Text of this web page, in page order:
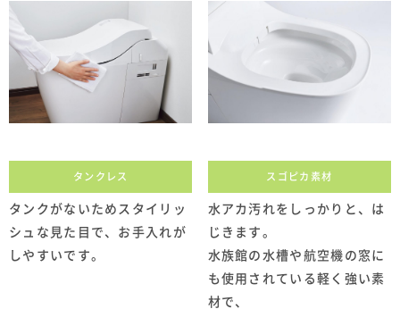
タンクレス
タンクがないためスタイリッ
シュな見た目で、お手入れが
しやすいです。
スゴピカ素材
水アカ汚れをしっかりと、は
じきます。
水族館の水槽や航空機の窓に
も使用されている軽く強い素
材で、